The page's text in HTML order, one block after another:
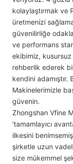
kolaylaştırmak ve
üretmenizi
güvenilirliğe
ve performans
ekibimiz, kusursuz
rehberlik ederek
kendini adamıştır.
Makinelerimizle
güvenin.
Zhongshan Vfine
'tamamlayıcı
ilkesini
şirketle uzun
size mükemmel